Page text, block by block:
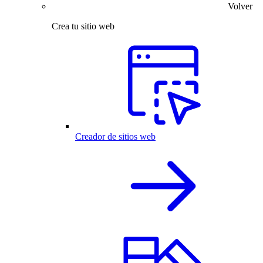
Volver
Crea tu sitio web
Creador de sitios web